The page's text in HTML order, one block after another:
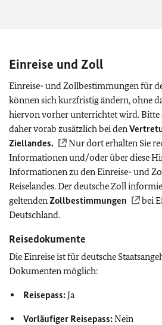
Einreise und Zoll
Einreise- und Zollbestimmungen für
können sich kurzfristig ändern, ohne
hiervon vorher unterrichtet wird. Bitte
daher vorab zusätzlich bei den
Ziellandes.
Nur dort erhalten Sie
Informationen und/oder über diese
Informationen zu den Einreise- und
Reiselandes. Der deutsche Zoll
geltendenZollbestimmungen
bei
Deutschland.
Reisedokumente
Die Einreise ist für deutsche
Dokumenten möglich:
Reisepass:Ja
Vorläufiger Reisepass:Nein